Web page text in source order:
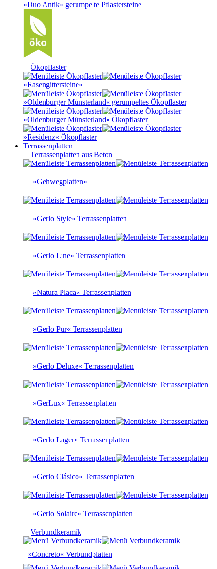
»Duo Antik« gerumpelte Pflastersteine
Ökopflaster
»Rasengittersteine«
»Oldenburger Münsterland« gerumpeltes Ökopflaster
»Oldenburger Münsterland« Ökopflaster
»Residenz« Ökopflaster
Terrassenplatten
Terrassenplatten aus Beton
»Gehwegplatten«
»Gerlo Style« Terrassenplatten
»Gerlo Line« Terrassenplatten
»Natura Placa« Terrassenplatten
»Gerlo Pur« Terrassenplatten
»Gerlo Deluxe« Terrassenplatten
»GerLux« Terrassenplatten
»Gerlo Lager« Terrassenplatten
»Gerlo Clásico« Terrassenplatten
»Gerlo Solaire« Terrassenplatten
Verbundkeramik
»Concreto« Verbundplatten